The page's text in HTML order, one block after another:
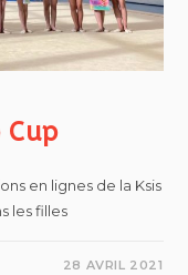
Cup
en lignes de la Ksis
les filles
28 AVRIL 2021